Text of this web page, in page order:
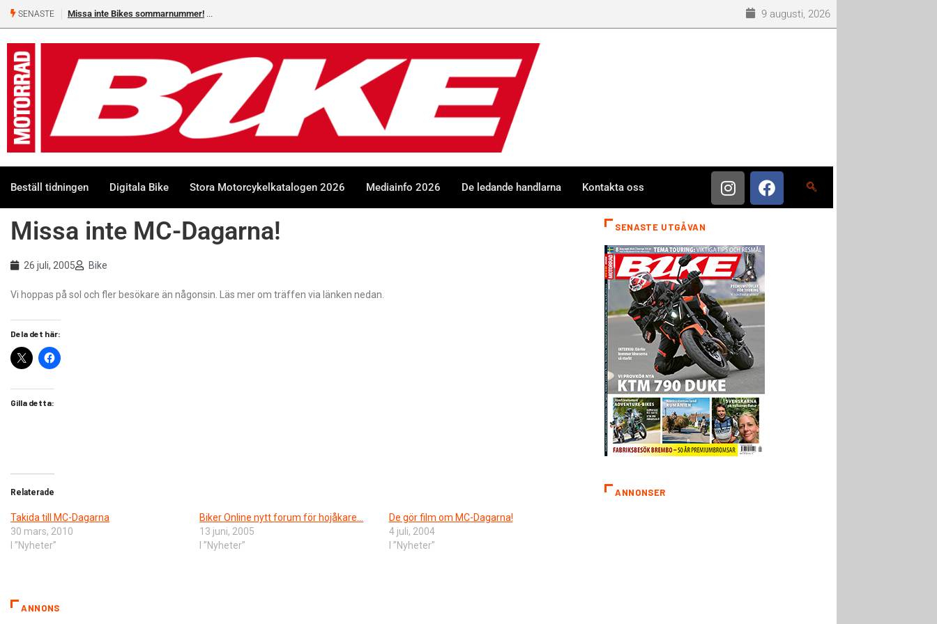
SENASTE Missa inte Bikes sommarnummer! 9 augusti, 2026
Beställ tidningen Digitala Bike Stora Motorcykelkatalogen 2026 Mediainfo 2026 De ledande handlarna Kontakta oss
Missa inte MC-Dagarna!
26 juli, 2005 Bike
Vi hoppas på sol och fler besökare än någonsin. Läs mer om träffen via länken nedan.
Dela det här:
Gilla detta:
Relaterade
Takida till MC-Dagarna
30 mars, 2010
I ”Nyheter”
Biker Online nytt forum för hojåkare…
13 juni, 2005
I ”Nyheter”
De gör film om MC-Dagarna!
4 juli, 2004
I ”Nyheter”
ANNONS
SENASTE UTGÅVAN
ANNONSER